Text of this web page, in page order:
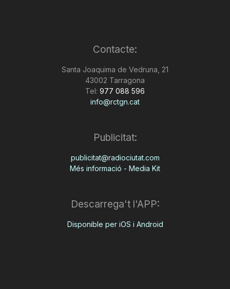
Contacte:
Santa Joaquima de Vedruna, 21
43002 Tarragona
Tel: 977 088 596
info@rctgn.cat
Publicitat:
publicitat@radiociutat.com
Més informació - Media Kit
Descarrega't l'APP:
Disponible per iOS i Android